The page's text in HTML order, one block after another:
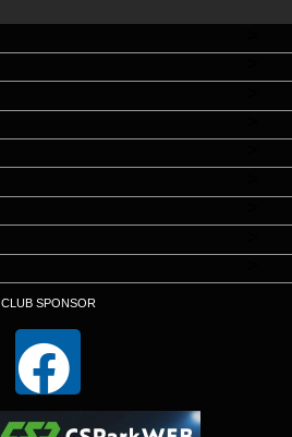
CLUB SPONSOR